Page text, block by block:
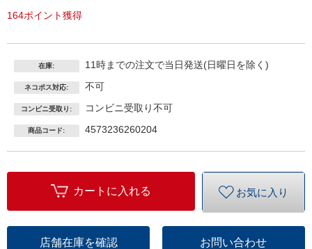
164ポイント獲得
在庫: 11時までの注文で当日発送(日曜日を除く)
ネコポス対応: 不可
コンビニ受取り: コンビニ受取り不可
商品コード: 4573236260204
カートに入れる お気に入り
店舗在庫を確認 お問い合わせ